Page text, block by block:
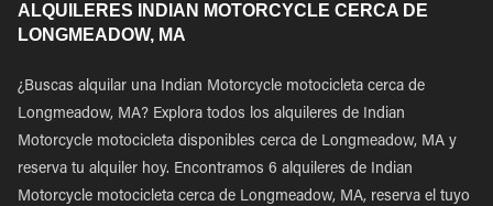
ALQUILERES INDIAN MOTORCYCLE CERCA DE
LONGMEADOW, MA
¿Buscas alquilar una Indian Motorcycle motocicleta cerca de
Longmeadow, MA? Explora todos los alquileres de Indian
Motorcycle motocicleta disponibles cerca de Longmeadow, MA y
reserva tu alquiler hoy. Encontramos 6 alquileres de Indian
Motorcycle motocicleta cerca de Longmeadow, MA, reserva el tuyo